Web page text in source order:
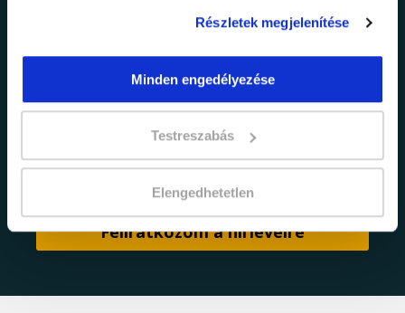
Részletek megjelenítése
Minden engedélyezése
Testreszabás
Elengedhetetlen
Elfogadom azadatkezelési tájékoztatóban